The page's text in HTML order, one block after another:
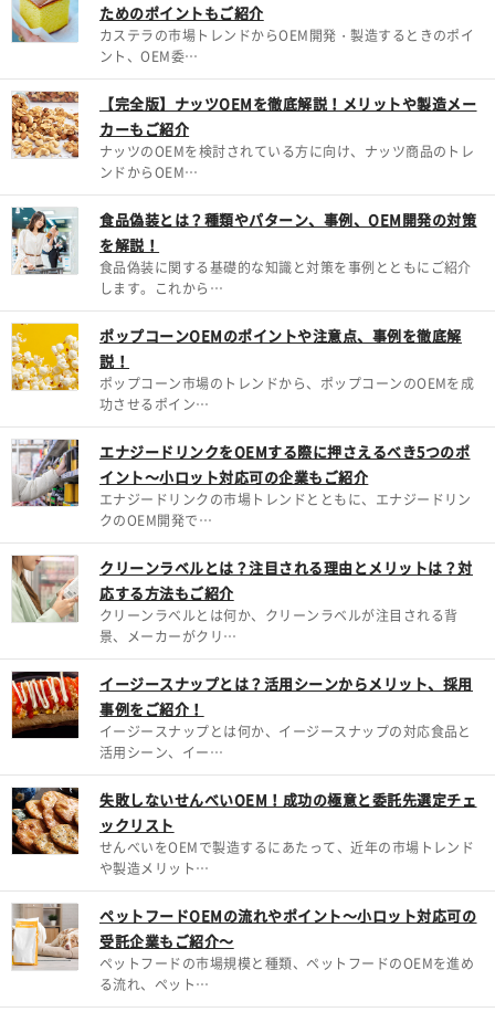
ためのポイントもご紹介
カステラの市場トレンドからOEM開発・製造するときのポイ
ント、OEM委…
【完全版】ナッツOEMを徹底解説！メリットや製造メー
カーもご紹介
ナッツのOEMを検討されている方に向け、ナッツ商品のトレ
ンドからOEM…
食品偽装とは？種類やパターン、事例、OEM開発の対策
を解説！
食品偽装に関する基礎的な知識と対策を事例とともにご紹介
します。これから…
ポップコーンOEMのポイントや注意点、事例を徹底解
説！
ポップコーン市場のトレンドから、ポップコーンのOEMを成
功させるポイン…
エナジードリンクをOEMする際に押さえるべき5つのポ
イント～小ロット対応可の企業もご紹介
エナジードリンクの市場トレンドとともに、エナジードリン
クのOEM開発で…
クリーンラベルとは？注目される理由とメリットは？対
応する方法もご紹介
クリーンラベルとは何か、クリーンラベルが注目される背
景、メーカーがクリ…
イージースナップとは？活用シーンからメリット、採用
事例をご紹介！
イージースナップとは何か、イージースナップの対応食品と
活用シーン、イー…
失敗しないせんべいOEM！成功の極意と委託先選定チェ
ックリスト
せんべいをOEMで製造するにあたって、近年の市場トレンド
や製造メリット…
ペットフードOEMの流れやポイント～小ロット対応可の
受託企業もご紹介～
ペットフードの市場規模と種類、ペットフードのOEMを進め
る流れ、ペット…